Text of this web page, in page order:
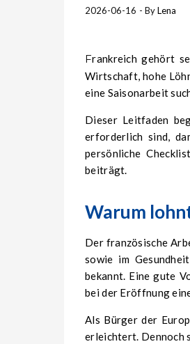
2026-06-16 - ByLena
Frankreich gehört seit vielen Jahren zu den attraktivsten Zielländern für polnische Arbeitnehmer. Eine stabile
Wirtschaft, hohe
eine Saisonarbeit
Dieser Leitfaden
erforderlich sind,
persönliche
beiträgt.
Warum
Der französische
sowie im
bekannt. Eine gute
bei der Eröffnung
Als Bürger der
erleichtert. Dennoch